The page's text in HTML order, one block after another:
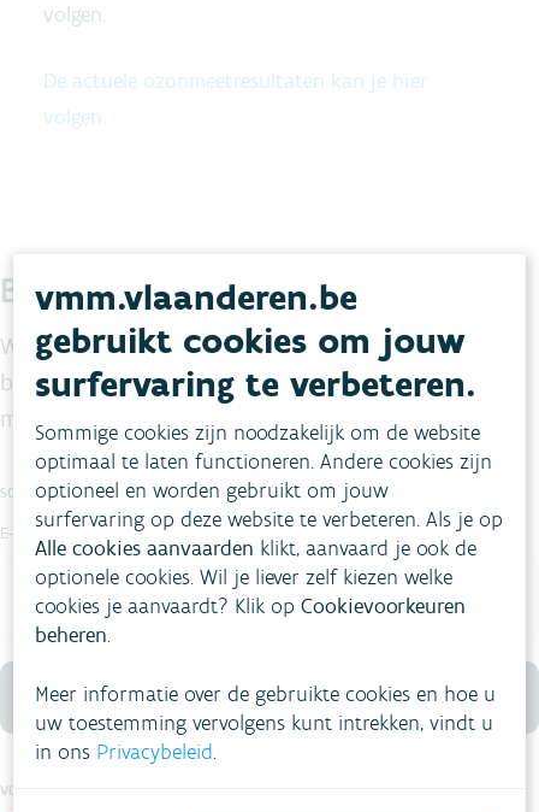
volgen.
De actuele ozonmeetresultaten kan je hier
volgen.
Blijf je graag op de hoogte?
We maken maandelijks voor jou een selectie van de
belangrijkste nieuwsberichten op maat van de
milieuprofessional.
SCHRIJF JE IN OP DE NIEUWSBRIEF
E-mail
Inschrijven
VOLG VMM OP SOCIALE MEDIA
vmm.vlaanderen.be
gebruikt cookies om jouw
surfervaring te verbeteren.
Sommige cookies zijn noodzakelijk om de website
optimaal te laten functioneren. Andere cookies zijn
optioneel en worden gebruikt om jouw
surfervaring op deze website te verbeteren. Als je op
Alle cookies aanvaarden klikt, aanvaard je ook de
optionele cookies. Wil je liever zelf kiezen welke
cookies je aanvaardt? Klik opCookievoorkeuren
beheren.
Meer informatie over de gebruikte cookies en hoe u
uw toestemming vervolgens kunt intrekken, vindt u
in ons Privacybeleid.